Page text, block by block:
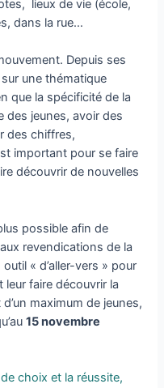
lieux de vie (école,
dans la rue…
Depuis ses
une thématique
que la spécificité de la
des jeunes, avoir des
des chiffres,
important pour se faire
découvrir de nouvelles
possible afin de
revendications de la
« d’aller-vers » pour
faire découvrir la
maximum de jeunes,
15 novembre
choix et la réussite,